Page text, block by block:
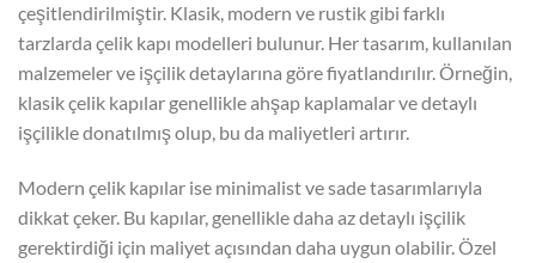
çeşitlendirilmiştir. Klasik, modern ve rustik gibi farklı
tarzlarda çelik kapı modelleri bulunur. Her tasarım, kullanılan
malzemeler ve işçilik detaylarına göre fiyatlandırılır. Örneğin,
klasik çelik kapılar genellikle ahşap kaplamalar ve detaylı
işçilikle donatılmış olup, bu da maliyetleri artırır.
Modern çelik kapılar ise minimalist ve sade tasarımlarıyla
dikkat çeker. Bu kapılar, genellikle daha az detaylı işçilik
gerektirdiği için maliyet açısından daha uygun olabilir. Özel